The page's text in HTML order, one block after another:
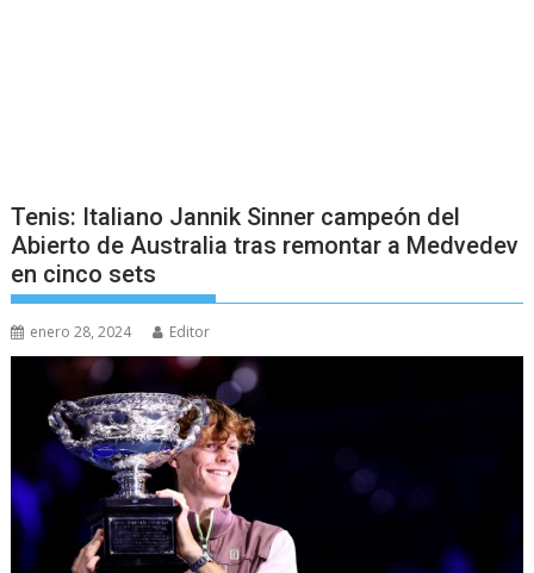
Tenis: Italiano Jannik Sinner campeón del
Abierto de Australia tras remontar a Medvedev
en cinco sets
enero 28, 2024 Editor